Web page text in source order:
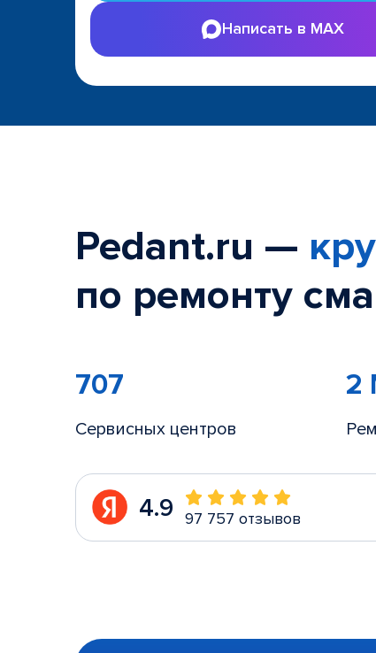
Написать в MAX
Pedant.ru —
по ремонту
707
Сервисных центров
2
4.9 97 757 отзывов